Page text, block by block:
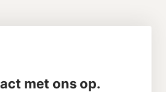
met ons op.